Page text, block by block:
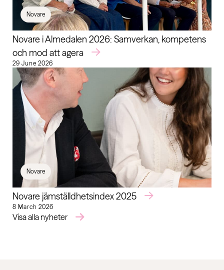
Visa alla nyheter
Novare
Novare i Almedalen 2026: Samverkan, kompetens
och mod att agera
29 June 2026
Novare
Novare jämställdhetsindex 2025
8 March 2026